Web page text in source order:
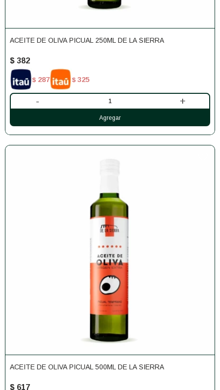
ACEITE DE OLIVA PICUAL 250ML DE LA SIERRA
$ 382
$ 287 $ 325
- +
ACEITE DE OLIVA PICUAL 500ML DE LA SIERRA
$ 617